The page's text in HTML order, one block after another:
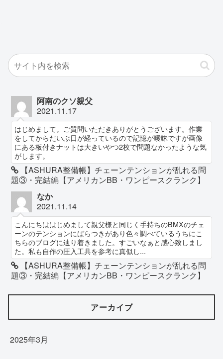
阿南のクソ親父
2021.11.17
はじめまして。ご質問いただきありがとうございます。作業
をしてからだいぶ日が経っているので記憶が曖昧ですが画像
にある板付きナットは大きいやつ2枚で問題なかったような気
がします。
【ASHURA整備帳】チェーンテンションが乱れる問
題③・完結編【アメリカンBB・ワンピースクランク】
なか
2021.11.14
こんにちははじめまして親父様と同じく手持ちのBMXのチェ
ーンのテンションにばらつきがあり色々調べているうちにこ
ちらのブログに辿り着きました。すごいなぁと感心致しまし
た。私も自作の圧入工具を参考に真似し...
【ASHURA整備帳】チェーンテンションが乱れる問
題③・完結編【アメリカンBB・ワンピースクランク】
アーカイブ
2025年3月